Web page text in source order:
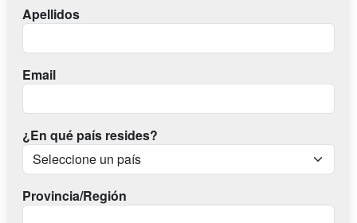
Apellidos
Email
¿En qué país resides?
Provincia/Región